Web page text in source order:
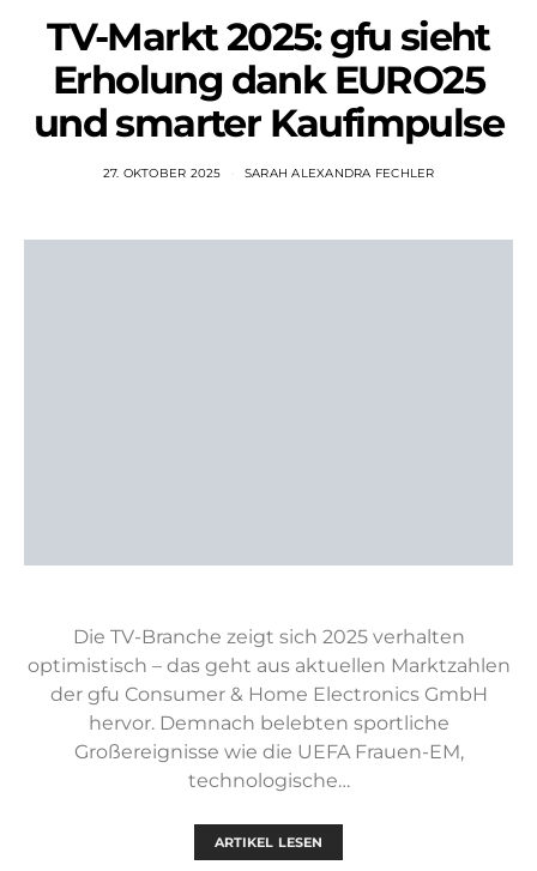
TV-Markt 2025: gfu sieht
Erholung dank EURO25
und smarter Kaufimpulse
27. OKTOBER 2025 SARAH ALEXANDRA FECHLER
Die TV-Branche zeigt sich 2025 verhalten
optimistisch – das geht aus aktuellen Marktzahlen
der gfu Consumer & Home Electronics GmbH
hervor. Demnach belebten sportliche
Großereignisse wie die UEFA Frauen-EM,
technologische…
ARTIKEL LESEN